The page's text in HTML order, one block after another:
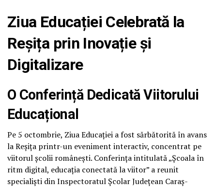
Ziua Educației Celebrată la
Reșița prin Inovație și
Digitalizare
O Conferință Dedicată Viitorului
Educațional
Pe 5 octombrie, Ziua Educației a fost sărbătorită în avans
la Reșița printr-un eveniment interactiv, concentrat pe
viitorul școlii românești. Conferința intitulată „Școala în
ritm digital, educația conectată la viitor” a reunit
specialiști din Inspectoratul Școlar Județean Caraș-